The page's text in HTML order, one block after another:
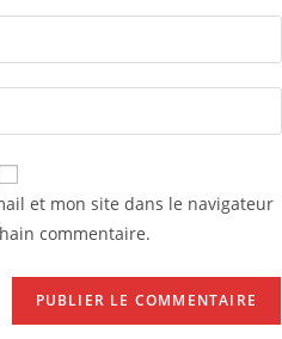
et mon site dans le navigateur
commentaire.